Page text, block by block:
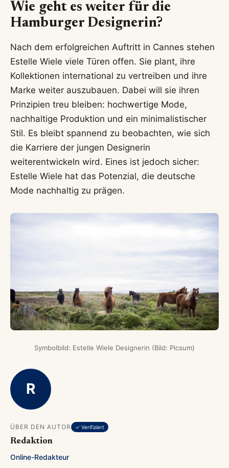
Wie geht es weiter für die
Hamburger Designerin?
Nach dem erfolgreichen Auftritt in Cannes stehen
Estelle Wiele viele Türen offen. Sie plant, ihre
Kollektionen international zu vertreiben und ihre
Marke weiter auszubauen. Dabei will sie ihren
Prinzipien treu bleiben: hochwertige Mode,
nachhaltige Produktion und ein minimalistischer
Stil. Es bleibt spannend zu beobachten, wie sich
die Karriere der jungen Designerin
weiterentwickeln wird. Eines ist jedoch sicher:
Estelle Wiele hat das Potenzial, die deutsche
Mode nachhaltig zu prägen.
Symbolbild: Estelle Wiele Designerin (Bild: Picsum)
R
ÜBER DEN AUTOR ✓ Verifiziert
Redaktion
Online-Redakteur